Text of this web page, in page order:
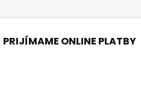
PRIJÍMAME ONLINE PLATBY